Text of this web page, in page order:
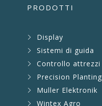
PRODOTTI
Display
Sistemi di guida
Controllo attrezzi
Precision Planting
Muller Elektronik
Wintex Agro